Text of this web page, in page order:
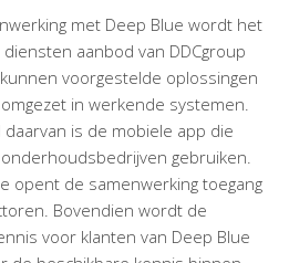
met Deep Blue wordt het
aanbod van DDCgroup
voorgestelde oplossingen
in werkende systemen.
is de mobiele app die
gebruiken.
opent de samenwerking toegang
Bovendien wordt de
voor klanten van Deep Blue